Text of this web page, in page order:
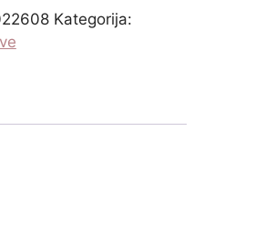
Kategorija: